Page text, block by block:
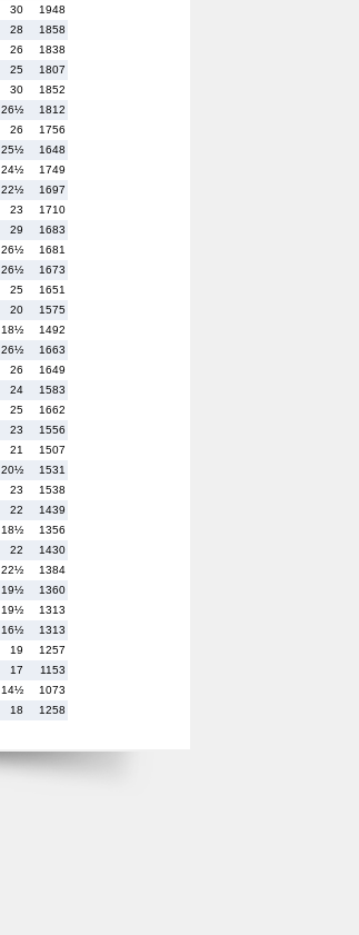
30
1948
28
1858
26
1838
25
1807
30
1852
26½
1812
26
1756
25½
1648
24½
1749
22½
1697
23
1710
29
1683
26½
1681
26½
1673
25
1651
20
1575
18½
1492
26½
1663
26
1649
24
1583
25
1662
23
1556
21
1507
20½
1531
23
1538
22
1439
18½
1356
22
1430
22½
1384
19½
1360
19½
1313
16½
1313
19
1257
17
1153
14½
1073
18 1258